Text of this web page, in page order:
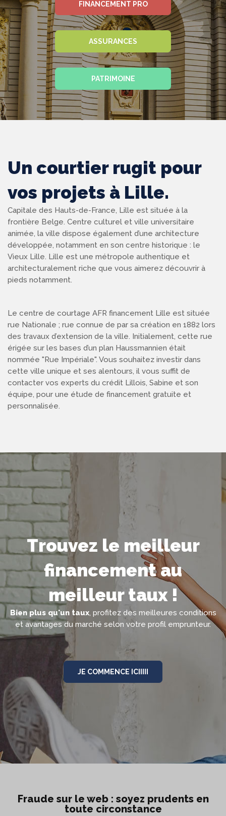
FINANCEMENT PRO
ASSURANCES
PATRIMOINE
Un courtier rugit pour
vos projets à Lille.
Capitale des Hauts-de-France, Lille est située à la
frontière Belge. Centre culturel et ville universitaire
animée, la ville dispose également d’une architecture
développée, notamment en son centre historique : le
Vieux Lille. Lille est une métropole authentique et
architecturalement riche que vous aimerez découvrir à
pieds notamment.
Le centre de courtage AFR financement Lille est située
rue Nationale ; rue connue de par sa création en 1882 lors
des travaux d’extension de la ville. Initialement, cette rue
érigée sur les bases d’un plan Haussmannien était
nommée "Rue Impériale". Vous souhaitez investir dans
cette ville unique et ses alentours, il vous suffit de
contacter vos experts du crédit Lillois, Sabine et son
équipe, pour une étude de financement gratuite et
personnalisée.
Trouvez le meilleur
financement au
meilleur taux !
Bien plus qu'un taux, profitez des meilleures conditions
et avantages du marché selon votre profil emprunteur.
JE COMMENCE ICIIIII
Fraude sur le web : soyez prudents en
toute circonstance